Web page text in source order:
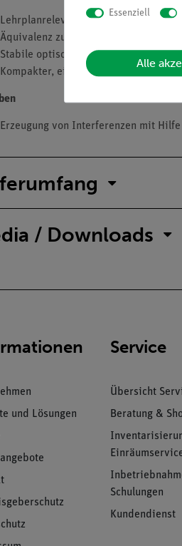
Lehrplanrelevanter DEMO Versuch in
Äquivalenz zum entsprechendem
Stabile optische Bank
Kompakter, einfacher Aufbau
Erzeugung von Interferenzen mit
/ Downloads
und Lösungen
Service
Übersicht
Beratung &
Schulungen
Kundendienst
Essenziell
Alle